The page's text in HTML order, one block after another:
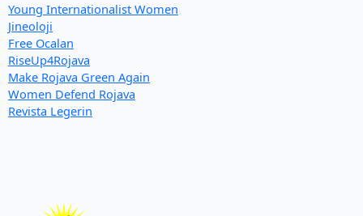
Young Internationalist Women
Jineoloji
Free Ocalan
RiseUp4Rojava
Make Rojava Green Again
Women Defend Rojava
Revista Legerin